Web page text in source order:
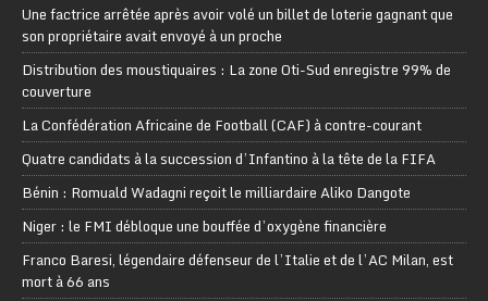
Une factrice arrêtée après avoir volé un billet de loterie gagnant que
son propriétaire avait envoyé à un proche
Distribution des moustiquaires : La zone Oti-Sud enregistre 99% de
couverture
La Confédération Africaine de Football (CAF) à contre-courant
Quatre candidats à la succession d’Infantino à la tête de la FIFA
Bénin : Romuald Wadagni reçoit le milliardaire Aliko Dangote
Niger : le FMI débloque une bouffée d’oxygène financière
Franco Baresi, légendaire défenseur de l’Italie et de l’AC Milan, est
mort à 66 ans